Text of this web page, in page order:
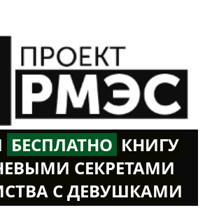
БЕСПЛАТНО КНИГУ
СЕКРЕТАМИ
С ДЕВУШКАМИ